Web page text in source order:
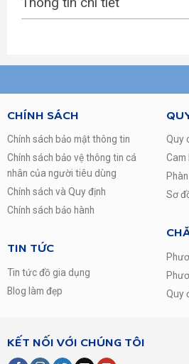
Năm sản xuất:2017
MG Khối lượng giặt Trên 8,5
MG tính năng Máy giặt
MG Hãng Panasonic
MG Tiện ích
CHÍNH SÁCH
Chính sách bảo mật thông tin
Chính sách bảo vệ thông tin cá
nhân của người tiêu dùng
Chính sách và Quy định
Chính sách bảo hành
TIN TỨC
Tin tức đồ gia dụng
Blog làm đẹp
Quy
Cam
Sơ
Quy
KẾT NỐI VỚI CHÚNG TÔI